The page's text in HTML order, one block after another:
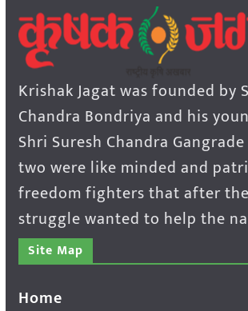
Krishak Jagat was founded by
Chandra Bondriya and his
Shri Suresh Chandra
two were like minded and
freedom fighters that after
struggle wanted to help the
Site Map
Home